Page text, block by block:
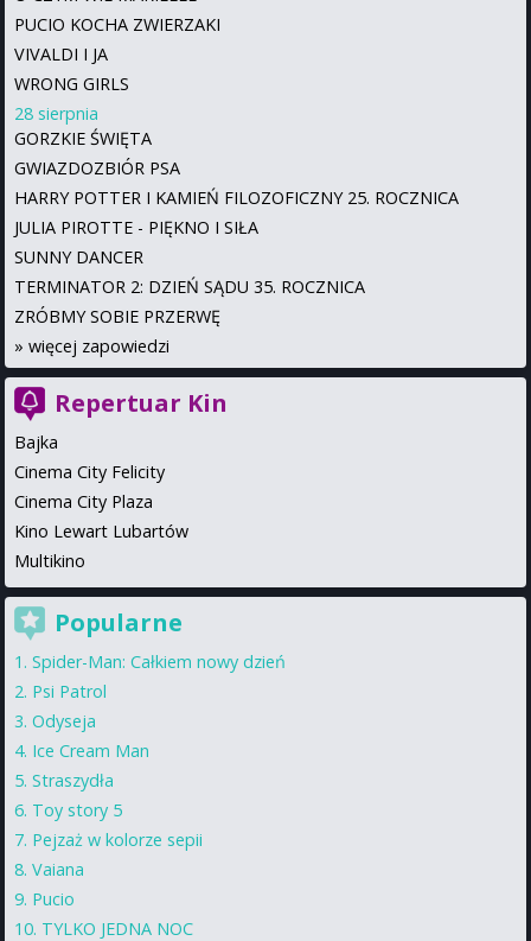
PUCIO KOCHA ZWIERZAKI
VIVALDI I JA
WRONG GIRLS
28 sierpnia
GORZKIE ŚWIĘTA
GWIAZDOZBIÓR PSA
HARRY POTTER I KAMIEŃ FILOZOFICZNY 25. ROCZNICA
JULIA PIROTTE - PIĘKNO I SIŁA
SUNNY DANCER
TERMINATOR 2: DZIEŃ SĄDU 35. ROCZNICA
ZRÓBMY SOBIE PRZERWĘ
» więcej zapowiedzi
Repertuar Kin
Bajka
Cinema City Felicity
Cinema City Plaza
Kino Lewart Lubartów
Multikino
Popularne
Spider-Man: Całkiem nowy dzień
Psi Patrol
Odyseja
Ice Cream Man
Straszydła
Toy story 5
Pejzaż w kolorze sepii
Vaiana
Pucio
TYLKO JEDNA NOC